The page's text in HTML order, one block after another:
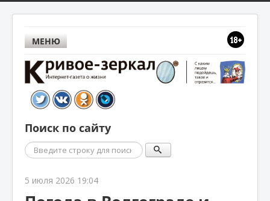
МЕНЮ
Поиск по сайту
Поиск
5 июля 2026 19:04